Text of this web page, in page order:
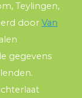
Teylingen,
door Van
gegevens